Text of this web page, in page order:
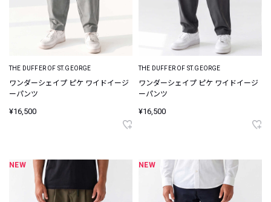
THE DUFFER OF ST.GEORGE
ワンダーシェイプ ピケ ワイドイージ
ーパンツ
¥16,500
THE DUFFER OF ST.GEORGE
ワンダーシェイプ ピケ ワイドイージ
ーパンツ
¥16,500
NEW NEW